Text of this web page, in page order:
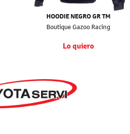
HOODIE NEGRO GR TM
Boutique Gazoo Racing
Lo quiero